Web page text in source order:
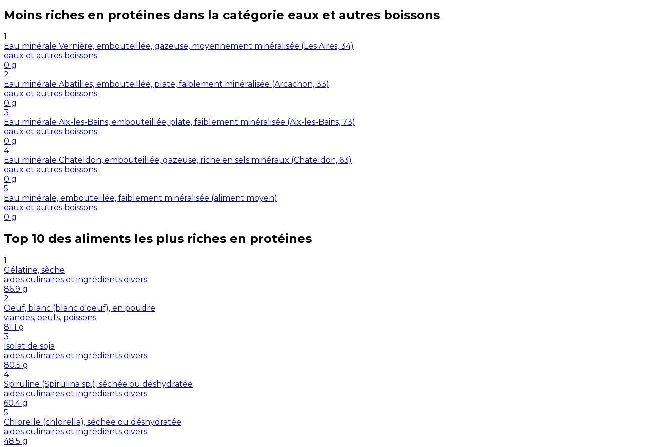
Moins riches en protéines dans la catégorie eaux et autres boissons
1
Eau minérale Vernière, embouteillée, gazeuse, moyennement minéralisée (Les Aires, 34)
eaux et autres boissons
0 g
2
Eau minérale Abatilles, embouteillée, plate, faiblement minéralisée (Arcachon, 33)
eaux et autres boissons
0 g
3
Eau minérale Aix-les-Bains, embouteillée, plate, faiblement minéralisée (Aix-les-Bains, 73)
eaux et autres boissons
0 g
4
Eau minérale Chateldon, embouteillée, gazeuse, riche en sels minéraux (Chateldon, 63)
eaux et autres boissons
0 g
5
Eau minérale, embouteillée, faiblement minéralisée (aliment moyen)
eaux et autres boissons
0 g
Top 10 des aliments les plus riches en protéines
1
Gélatine, sèche
aides culinaires et ingrédients divers
86.9 g
2
Oeuf, blanc (blanc d'oeuf), en poudre
viandes, oeufs, poissons
81.1 g
3
Isolat de soja
aides culinaires et ingrédients divers
80.5 g
4
Spiruline (Spirulina sp.), séchée ou déshydratée
aides culinaires et ingrédients divers
60.4 g
5
Chlorelle (chlorella), séchée ou déshydratée
aides culinaires et ingrédients divers
48.5 g